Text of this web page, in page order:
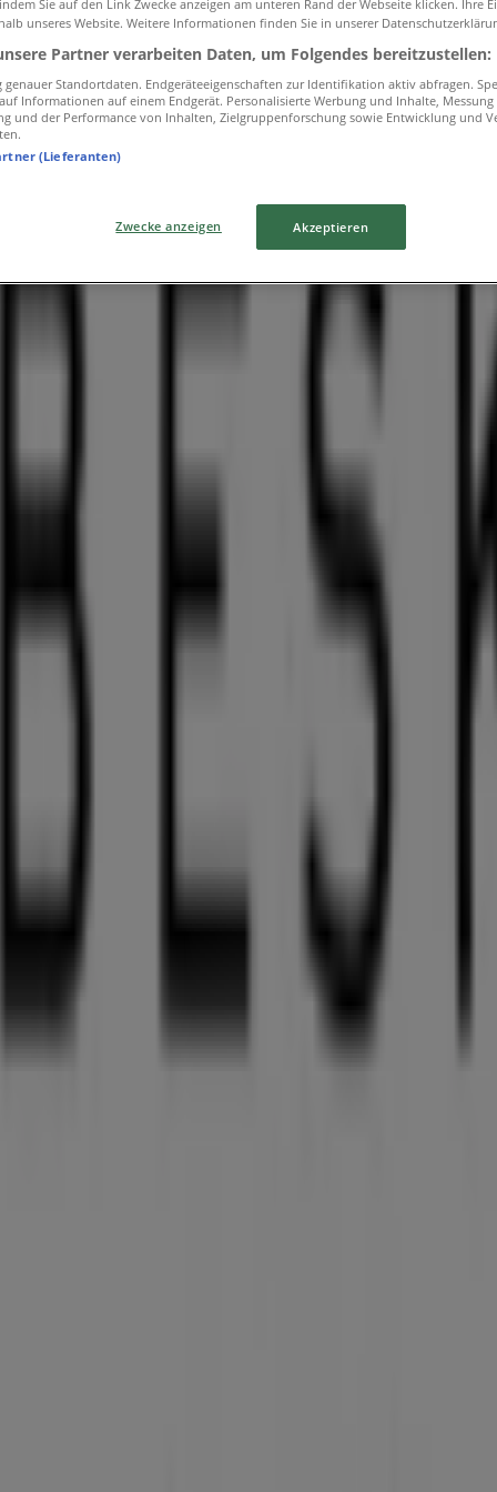
Sie auf den Link Zwecke anzeigen am unteren Rand der Webseite klicken. Ihre
unseres Website. Weitere Informationen finden Sie in unserer
Partner verarbeiten Daten, um Folgendes bereitzustellen:
genauer Standortdaten. Endgeräteeigenschaften zur Identifikation aktiv abfragen.
Informationen auf einem Endgerät. Personalisierte Werbung und Inhalte,
und der Performance von Inhalten, Zielgruppenforschung sowie Entwicklung und
(Lieferanten)
Zwecke anzeigen Akzeptieren